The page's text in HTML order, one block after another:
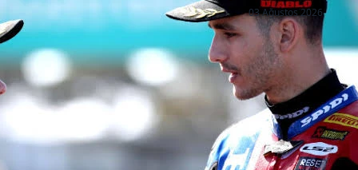
03 Ağustos 2026
Copyright © 2026 - All right reserved by RaceResult